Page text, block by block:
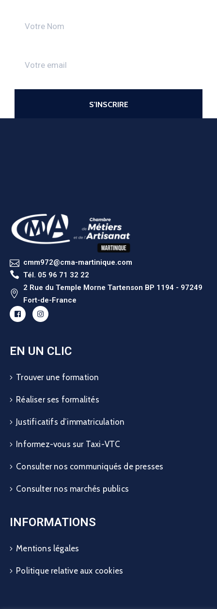
cmm972@cma-martinique.com
Tél. 05 96 71 32 22
2 Rue du Temple Morne Tartenson BP 1194 - 97249
Fort-de-France
EN UN CLIC
Trouver une formation
Réaliser ses formalités
Justificatifs d’immatriculation
Informez-vous sur Taxi-VTC
Consulter nos communiqués de presses
Consulter nos marchés publics
INFORMATIONS
Mentions légales
Politique relative aux cookies